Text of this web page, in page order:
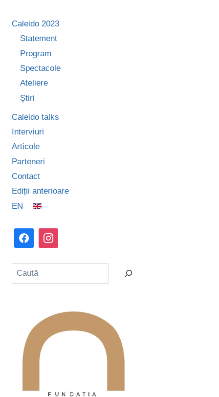
Caleido 2023
Statement
Program
Spectacole
Ateliere
Știri
Caleido talks
Interviuri
Articole
Parteneri
Contact
Ediții anterioare
EN
Caută